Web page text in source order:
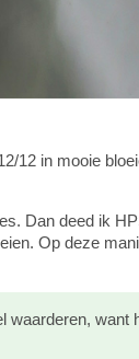
12 in mooie
Dan deed ik
Op deze
waarderen, want